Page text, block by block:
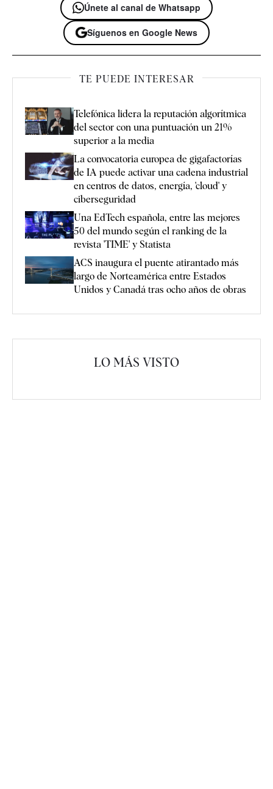
Únete al canal de Whatsapp
Síguenos en Google News
TE PUEDE INTERESAR
Telefónica lidera la reputación algorítmica
del sector con una puntuación un 21%
superior a la media
La convocatoria europea de gigafactorías
de IA puede activar una cadena industrial
en centros de datos, energía, 'cloud' y
ciberseguridad
Una EdTech española, entre las mejores
50 del mundo según el ranking de la
revista 'TIME' y Statista
ACS inaugura el puente atirantado más
largo de Norteamérica entre Estados
Unidos y Canadá tras ocho años de obras
LO MÁS VISTO